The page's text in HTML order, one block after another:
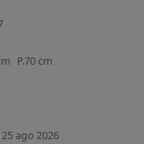
P.70 cm
ago 2026